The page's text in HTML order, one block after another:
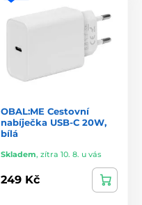
OBAL:ME Cestovní
nabíječka USB-C 20W,
bílá
Skladem, zítra 10. 8. u vás
249 Kč